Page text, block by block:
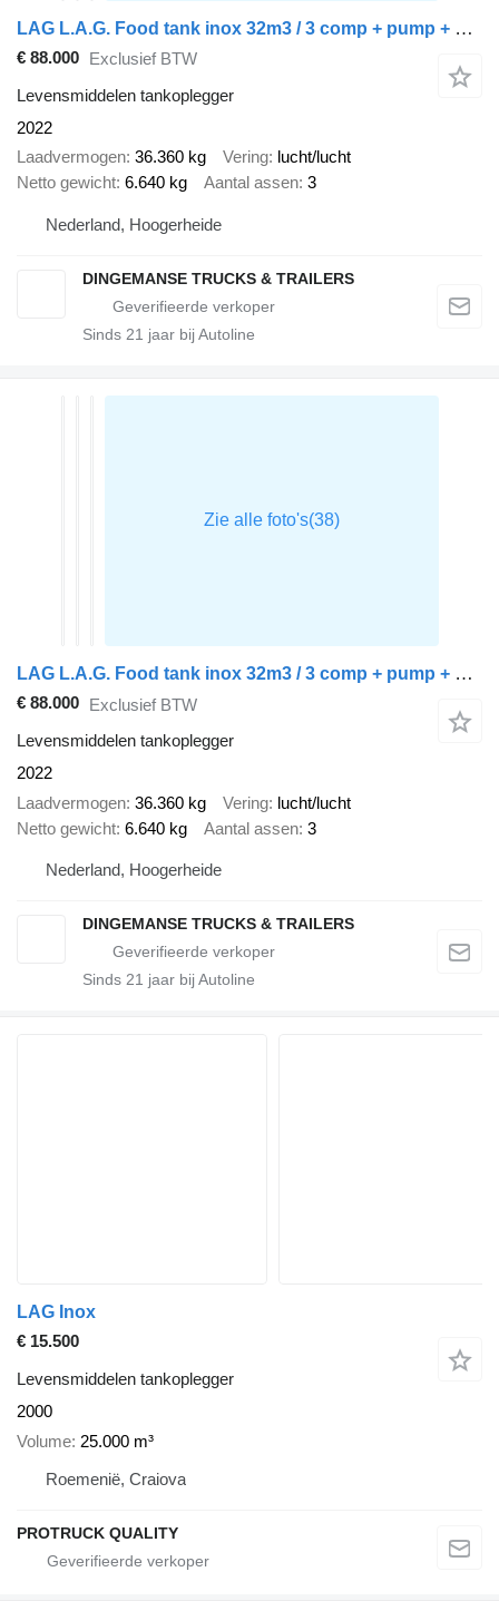
LAG L.A.G. Food tank inox 32m3 / 3 comp + pump + steam heating + web
€ 88.000
Exclusief BTW
Levensmiddelen tankoplegger
2022
Laadvermogen 36.360 kg Vering
lucht/lucht
Netto gewicht 6.640 kg Aantal assen 3
Nederland, Hoogerheide
DINGEMANSE TRUCKS & TRAILERS
Sinds 21 jaar bij Autoline
LAG L.A.G. Food tank inox 32m3 / 3 comp + pump + steam heating + web
€ 88.000 Exclusief BTW
Levensmiddelen tankoplegger
2022
Laadvermogen 36.360 kg Vering lucht/lucht
Netto gewicht 6.640 kg Aantal assen 3
Nederland, Hoogerheide
DINGEMANSE TRUCKS & TRAILERS
Sinds 21 jaar bij Autoline
LAG Inox
€ 15.500
Levensmiddelen tankoplegger
2000
Volume 25.000 m³
Roemenië, Craiova
PROTRUCK QUALITY